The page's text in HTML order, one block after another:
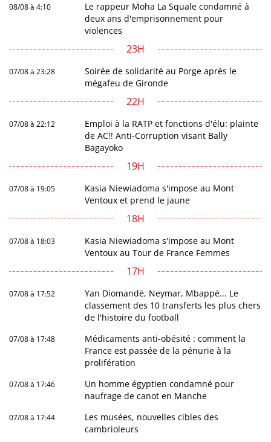
08/08 à 4:10
Le rappeur Moha La Squale condamné à
deux ans d'emprisonnement pour
violences
23H
07/08 à 23:28
Soirée de solidarité au Porge après le
mégafeu de Gironde
22H
07/08 à 22:12
Emploi à la RATP et fonctions d'élu: plainte
de AC!! Anti-Corruption visant Bally
Bagayoko
19H
07/08 à 19:05
Kasia Niewiadoma s'impose au Mont
Ventoux et prend le jaune
18H
07/08 à 18:03
Kasia Niewiadoma s'impose au Mont
Ventoux au Tour de France Femmes
17H
07/08 à 17:52
Yan Diomandé, Neymar, Mbappé... Le
classement des 10 transferts les plus chers
de l'histoire du football
07/08 à 17:48
Médicaments anti-obésité : comment la
France est passée de la pénurie à la
prolifération
07/08 à 17:46
Un homme égyptien condamné pour
naufrage de canot en Manche
07/08 à 17:44
Les musées, nouvelles cibles des
cambrioleurs